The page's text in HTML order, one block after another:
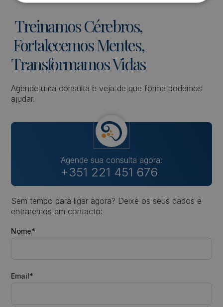
TreinamosCérebros,
FortalecemosMentes,
TransformamosVidas
Agende uma consulta e veja de que forma podemos
ajudar.
Agende sua consulta agora:
+351 221 451 676
Sem tempo para ligar agora? Deixe os seus dados e
entraremos em contacto:
Nome*
Email*